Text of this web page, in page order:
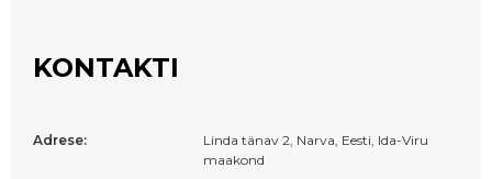
KONTAKTI
Adrese:
Linda tänav 2, Narva, Eesti, Ida-Viru
maakond